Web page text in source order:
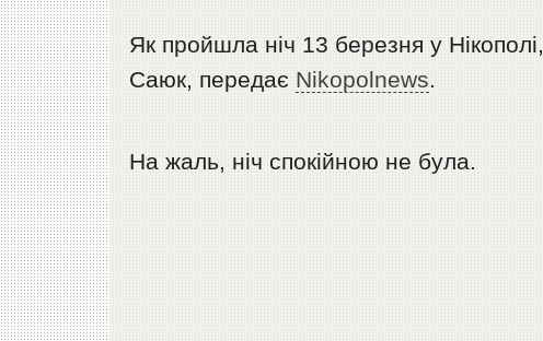
Як пройшла ніч 13 березня у Нікополі,
Саюк, передає Nikopolnews.
На жаль, ніч спокійною не була.